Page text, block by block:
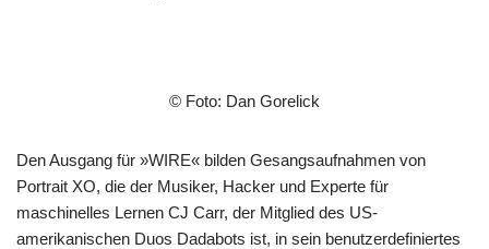
© Foto: Dan Gorelick
Den Ausgang für »WIRE« bilden Gesangsaufnahmen von
Portrait XO, die der Musiker, Hacker und Experte für
maschinelles Lernen CJ Carr, der Mitglied des US-
amerikanischen Duos Dadabots ist, in sein benutzerdefiniertes